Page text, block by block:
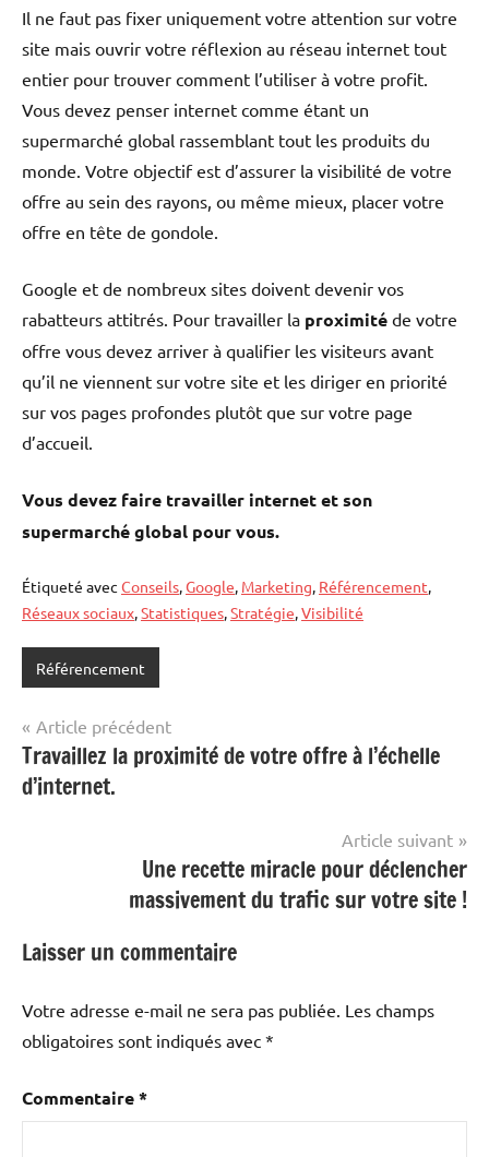
Il ne faut pas fixer uniquement votre attention sur votre
site mais ouvrir votre réflexion au réseau internet tout
entier pour trouver comment l’utiliser à votre profit.
Vous devez penser internet comme étant un
supermarché global rassemblant tout les produits du
monde. Votre objectif est d’assurer la visibilité de votre
offre au sein des rayons, ou même mieux, placer votre
offre en tête de gondole.
Google et de nombreux sites doivent devenir vos
rabatteurs attitrés. Pour travailler la proximité de votre
offre vous devez arriver à qualifier les visiteurs avant
qu’il ne viennent sur votre site et les diriger en priorité
sur vos pages profondes plutôt que sur votre page
d’accueil.
Vous devez faire travailler internet et son
supermarché global pour vous.
Étiqueté avec Conseils,Google, Marketing, Référencement,
Réseaux sociaux,Statistiques,Stratégie,Visibilité
Référencement
Navigation
de
l’article
Article précédent
Travaillez la proximité de votre offre à l’échelle
d’internet.
Article suivant
Une recette miracle pour déclencher
massivement du trafic sur votre site !
Laisser un commentaire
Votre adresse e-mail ne sera pas publiée. Les champs
obligatoires sont indiqués avec *
Commentaire*